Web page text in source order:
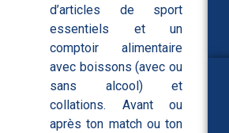
d’articles de sport
essentiels et un
comptoir alimentaire
avec boissons (avec ou
sans alcool) et
collations. Avant ou
après ton match ou ton